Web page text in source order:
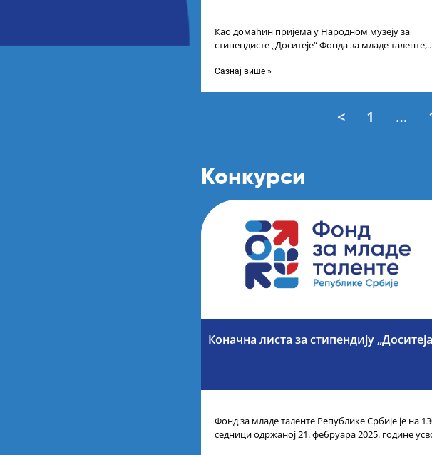
Као домаћин пријема у Народном музеју за
стипендисте „Доситеје“ Фонда за младе таленте,
министарка
Сазнај више »
< 1 …
Конкурси
Коначна листа за стипендију
Фонд за младе таленте Републике Србије је на
седници одржаној 21. фебруара 2025. године